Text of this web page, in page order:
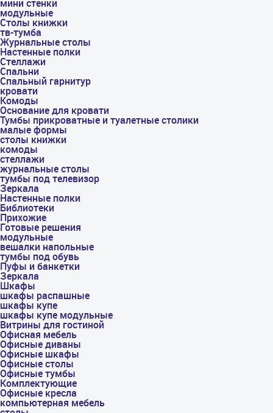
мини стенки
модульные
Столы книжки
тв-тумба
Журнальные столы
Настенные полки
Стеллажи
Спальни
Спальный гарнитур
кровати
Комоды
Основание для кровати
Тумбы прикроватные и туалетные столики
малые формы
столы книжки
комоды
стеллажи
журнальные столы
тумбы под телевизор
Зеркала
Настенные полки
Библиотеки
Прихожие
Готовые решения
модульные
вешалки напольные
тумбы под обувь
Пуфы и банкетки
Зеркала
Шкафы
шкафы распашные
шкафы купе
шкафы купе модульные
Витрины для гостиной
Офисная мебель
Офисные диваны
Офисные шкафы
Офисные столы
Офисные тумбы
Комплектующие
Офисные кресла
компьютерная мебель